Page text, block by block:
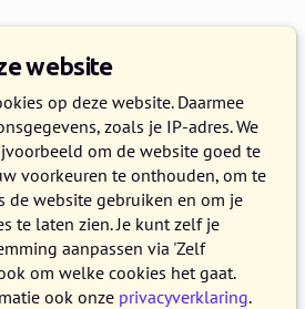
website
op deze website. Daarmee
zoals je IP-adres. We
om de website goed te
voorkeuren te onthouden, om te
de website gebruiken en om je
te laten zien. Je kunt zelf je
aanpassen via 'Zelf
om welke cookies het gaat.
ook onze privacyverklaring.
in Het Koetshuis
TIMMER 3 MINUTEN LEZEN
de weekendbijlage van het
een lijst met tips en trucs
van de
op je werk.